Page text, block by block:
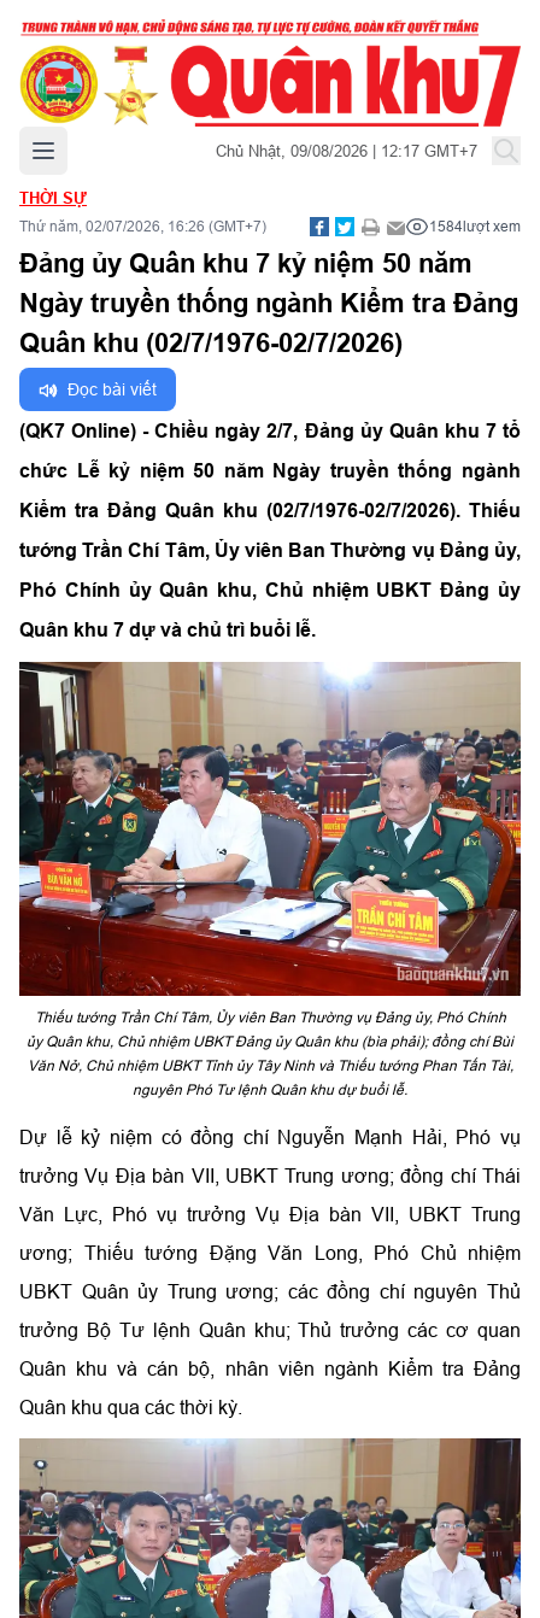
Mở menu chính Chủ Nhật, 09/08/2026 | 12:17 GMT+7
THỜI SỰ
Thứ năm, 02/07/2026, 16:26 (GMT+7) 1584lượt xem
Đảng ủy Quân khu 7 kỷ niệm 50 năm
Ngày truyền thống ngành Kiểm tra Đảng
Quân khu (02/7/1976-02/7/2026)
Đọc bài viết
(QK7 Online) - Chiều ngày 2/7, Đảng ủy Quân khu 7 tổ
chức Lễ kỷ niệm 50 năm Ngày truyền thống ngành
Kiểm tra Đảng Quân khu (02/7/1976-02/7/2026). Thiếu
tướng Trần Chí Tâm, Ủy viên Ban Thường vụ Đảng ủy,
Phó Chính ủy Quân khu, Chủ nhiệm UBKT Đảng ủy
Quân khu 7 dự và chủ trì buổi lễ.
Thiếu tướng Trần Chí Tâm, Ủy viên Ban Thường vụ Đảng ủy, Phó Chính
ủy Quân khu, Chủ nhiệm UBKT Đảng ủy Quân khu (bìa phải); đồng chí Bùi
Văn Nở, Chủ nhiệm UBKT Tỉnh ủy Tây Ninh và Thiếu tướng Phan Tấn Tài,
nguyên Phó Tư lệnh Quân khu dự buổi lễ.
Dự lễ kỷ niệm có đồng chí Nguyễn Mạnh Hải, Phó vụ
trưởng Vụ Địa bàn VII, UBKT Trung ương; đồng chí Thái
Văn Lực, Phó vụ trưởng Vụ Địa bàn VII, UBKT Trung
ương; Thiếu tướng Đặng Văn Long, Phó Chủ nhiệm
UBKT Quân ủy Trung ương; các đồng chí nguyên Thủ
trưởng Bộ Tư lệnh Quân khu; Thủ trưởng các cơ quan
Quân khu và cán bộ, nhân viên ngành Kiểm tra Đảng
Quân khu qua các thời kỳ.